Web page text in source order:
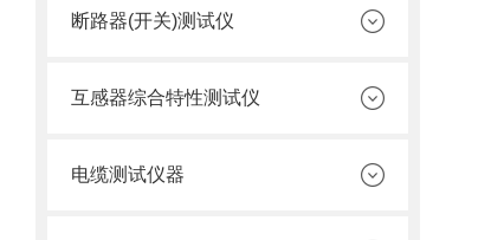
断路器(开关)测试仪
互感器综合特性测试仪
电缆测试仪器